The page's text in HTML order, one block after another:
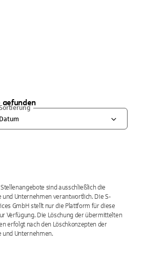
gefunden
Datum
sind ausschließlich die
Unternehmen verantwortlich. Die S-
GmbH stellt nur die Plattform für diese
Verfügung. Die Löschung der übermittelten
erfolgt nach den Löschkonzepten der
und Unternehmen.